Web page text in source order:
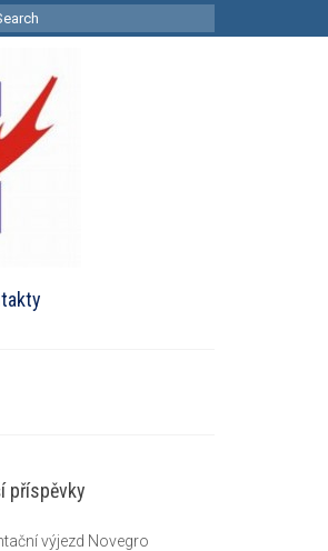
příspěvky
výjezd Novegro